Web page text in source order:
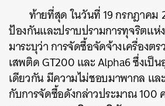
ท้ายที่สุด ในวันที่ 19 กรกฎาคม
ป้องกันและปราบปรามการทุจริตแ
มาระบุว่า การจัดซื้อจัดจ้างเครื่องต
เสพติด GT200 และ Alpha6 ซึ่งเ
เดียวกัน มีความไม่ชอบมาพากล แล
กับการจัดซื้อดังกล่าวประมาณ 100